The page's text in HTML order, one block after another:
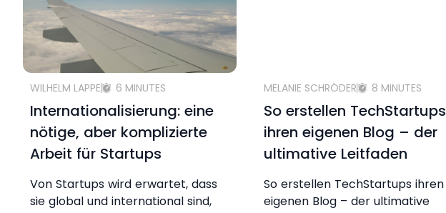
WILHELM LAPPE 6 MINUTES
Internationalisierung: eine
nötige, aber komplizierte
Arbeit für Startups
Von Startups wird erwartet, dass
sie global und international sind,
MELANIE SCHRÖDER 8 MINUTES
So erstellen TechStartups
ihren eigenen Blog – der
ultimative Leitfaden
So erstellen TechStartups ihren
eigenen Blog – der ultimative